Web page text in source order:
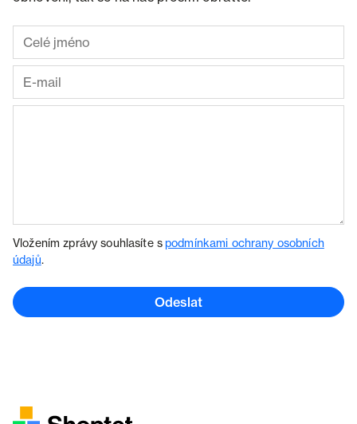
Vložením zprávy souhlasíte spodmínkami ochrany osobních
údajů.
Odeslat